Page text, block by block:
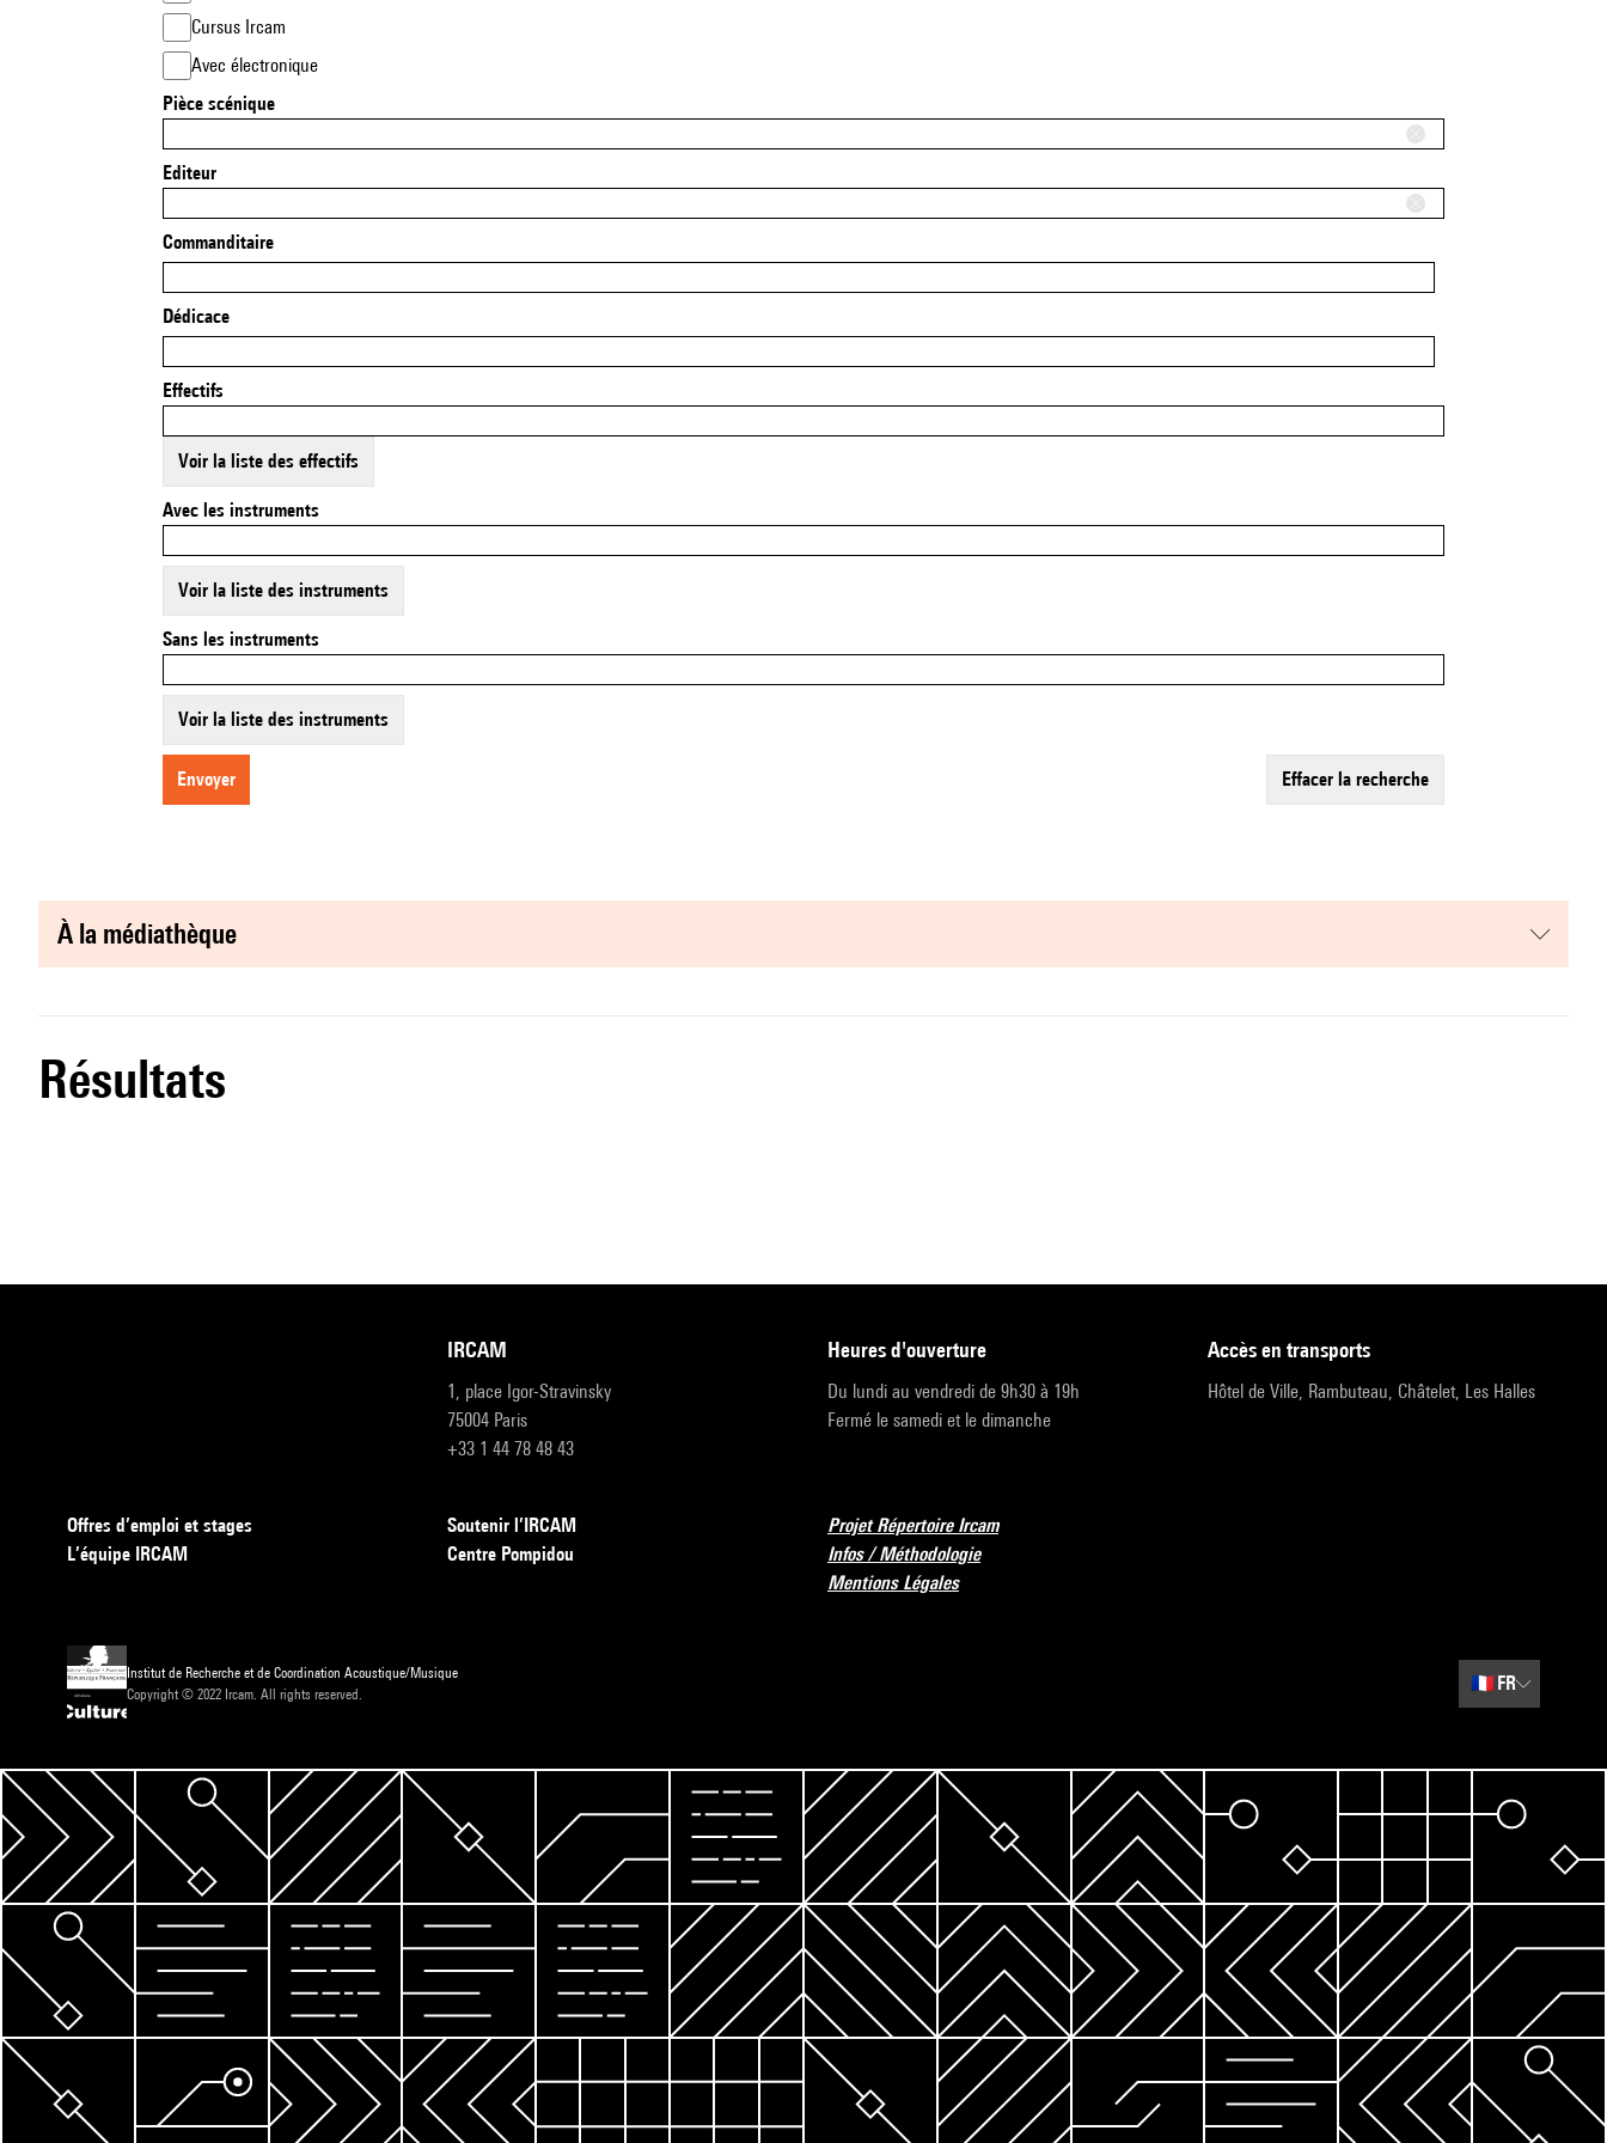
Cursus Ircam
Avec électronique
Pièce scénique
Editeur
Commanditaire
Dédicace
Effectifs
Voir la liste des effectifs
Avec les instruments
Voir la liste des instruments
Sans les instruments
Voir la liste des instruments
envoyer effacer la recherche
à la médiathèque
résultats
IRCAM
1, place Igor-Stravinsky
75004 Paris
+33 1 44 78 48 43
heures d'ouverture
Du lundi au vendredi de 9h30 à 19h
Fermé le samedi et le dimanche
accès en transports
Hôtel de Ville, Rambuteau, Châtelet, Les Halles
Offres d’emploi et stages
L’équipe IRCAM
Soutenir l’IRCAM
Centre Pompidou
Projet Répertoire Ircam
Infos / Méthodologie
Mentions Légales
Institut de Recherche et de Coordination Acoustique/Musique
Copyright © 2022 Ircam. All rights reserved.
🇫🇷 FR